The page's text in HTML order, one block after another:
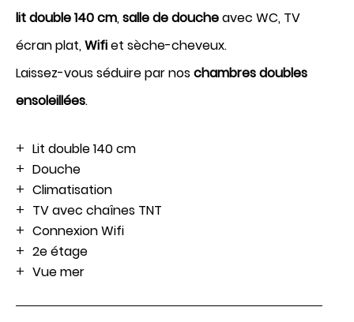
Réserver
lit double 140 cm,salle de doucheavec WC, TV
écran plat,Wifiet sèche-cheveux.
Laissez-vous séduire par noschambres doubles
ensoleillées.
Lit double 140 cm
Douche
Climatisation
TV avec chaînes TNT
Connexion Wifi
2e étage
Vue mer